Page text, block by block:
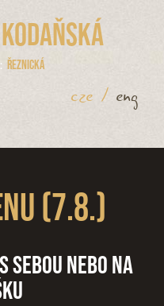
Kodaňská
Řeznická
cze / eng
(7.8.)
sebou nebo na